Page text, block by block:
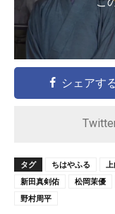
シェアす
タグ ちはやふる
新田真剣佑
松岡茉優
野村周平